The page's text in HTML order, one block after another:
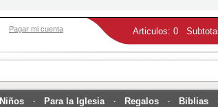
Articulos: 0
Pagar mi cuenta
Niños Para la Iglesia Regalos Biblias